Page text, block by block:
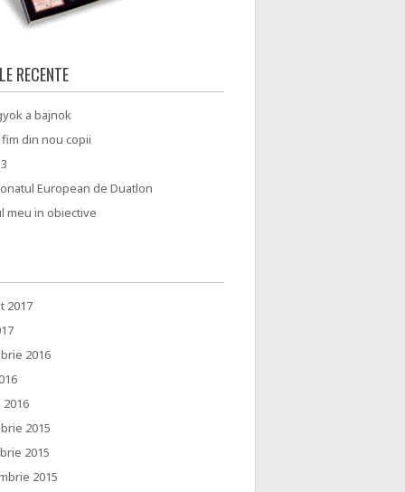
RECENTE
a bajnok
fim din nou copii
European de Duatlon
meu in obiective
2017
2016
2015
2015
2015